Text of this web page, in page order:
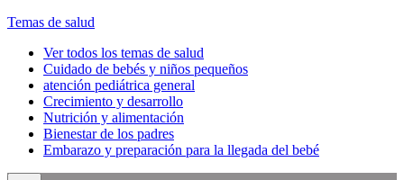
Temas de salud
Ver todos los temas de salud
Cuidado de bebés y niños pequeños
atención pediátrica general
Crecimiento y desarrollo
Nutrición y alimentación
Bienestar de los padres
Embarazo y preparación para la llegada del bebé